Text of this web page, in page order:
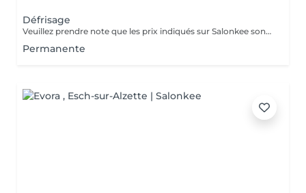
Défrisage
Veuillez prendre note que les prix indiqués sur Salonkee sont communiqués à titre informatif et s'entendent de base. Ces derniers sont susceptibles de varier selon le diagnostic réalisé à votre arrivée au salon et l'expertise du professionnel à qui vous confiez votre beauté. Dans tous les cas, un devis précis vous sera proposé et toutes réalisations de prestations seront effectuées avec votre accord. Un grand merci d'avance pour votre compréhension. Au plaisir de vous recevoir très vite.
Permanente